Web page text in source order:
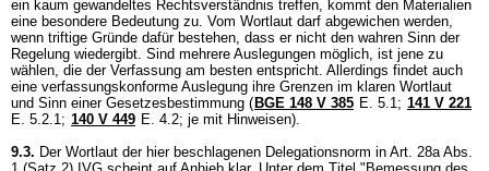
ein kaum gewandeltes Rechtsverständnis treffen, kommt den Materialien
eine besondere Bedeutung zu. Vom Wortlaut darf abgewichen werden,
wenn triftige Gründe dafür bestehen, dass er nicht den wahren Sinn der
Regelung wiedergibt. Sind mehrere Auslegungen möglich, ist jene zu
wählen, die der Verfassung am besten entspricht. Allerdings findet auch
eine verfassungskonforme Auslegung ihre Grenzen im klaren Wortlaut
und Sinn einer Gesetzesbestimmung ( BGE 148 V 385 E. 5.1; 141 V 221
E. 5.2.1; 140 V 449 E. 4.2; je mit Hinweisen).
9.3. Der Wortlaut der hier beschlagenen Delegationsnorm in Art. 28a Abs.